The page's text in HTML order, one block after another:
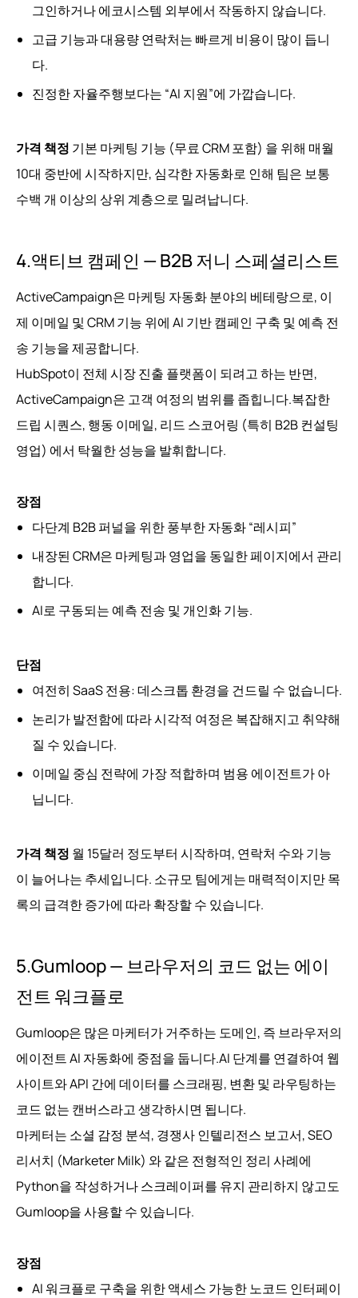
그인하거나 에코시스템 외부에서 작동하지 않습니다.
고급 기능과 대용량 연락처는 빠르게 비용이 많이 듭니
다.
진정한 자율주행보다는 “AI 지원”에 가깝습니다.
가격 책정 기본 마케팅 기능 (무료 CRM 포함) 을 위해 매월
10대 중반에 시작하지만, 심각한 자동화로 인해 팀은 보통
수백 개 이상의 상위 계층으로 밀려납니다.
4.액티브 캠페인 — B2B 저니 스페셜리스트
ActiveCampaign은 마케팅 자동화 분야의 베테랑으로, 이
제 이메일 및 CRM 기능 위에 AI 기반 캠페인 구축 및 예측 전
송 기능을 제공합니다.
HubSpot이 전체 시장 진출 플랫폼이 되려고 하는 반면,
ActiveCampaign은 고객 여정의 범위를 좁힙니다.복잡한
드립 시퀀스, 행동 이메일, 리드 스코어링 (특히 B2B 컨설팅
영업) 에서 탁월한 성능을 발휘합니다.
장점
다단계 B2B 퍼널을 위한 풍부한 자동화 “레시피”
내장된 CRM은 마케팅과 영업을 동일한 페이지에서 관리
합니다.
AI로 구동되는 예측 전송 및 개인화 기능.
단점
여전히 SaaS 전용: 데스크톱 환경을 건드릴 수 없습니다.
논리가 발전함에 따라 시각적 여정은 복잡해지고 취약해
질 수 있습니다.
이메일 중심 전략에 가장 적합하며 범용 에이전트가 아
닙니다.
가격 책정 월 15달러 정도부터 시작하며, 연락처 수와 기능
이 늘어나는 추세입니다. 소규모 팀에게는 매력적이지만 목
록의 급격한 증가에 따라 확장할 수 있습니다.
5.Gumloop — 브라우저의 코드 없는 에이
전트 워크플로
Gumloop은 많은 마케터가 거주하는 도메인, 즉 브라우저의
에이전트 AI 자동화에 중점을 둡니다.AI 단계를 연결하여 웹
사이트와 API 간에 데이터를 스크래핑, 변환 및 라우팅하는
코드 없는 캔버스라고 생각하시면 됩니다.
마케터는 소셜 감정 분석, 경쟁사 인텔리전스 보고서, SEO
리서치 (Marketer Milk) 와 같은 전형적인 정리 사례에
Python을 작성하거나 스크레이퍼를 유지 관리하지 않고도
Gumloop을 사용할 수 있습니다.
장점
AI 워크플로 구축을 위한 액세스 가능한 노코드 인터페이